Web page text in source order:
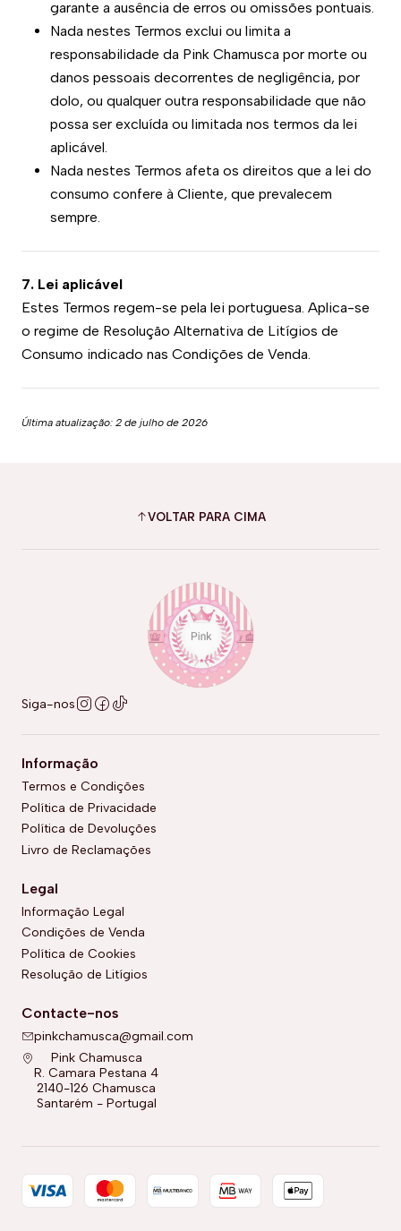
garante a ausência de erros ou omissões pontuais.
Nada nestes Termos exclui ou limita a
responsabilidade da Pink Chamusca por morte ou
danos pessoais decorrentes de negligência, por
dolo, ou qualquer outra responsabilidade que não
possa ser excluída ou limitada nos termos da lei
aplicável.
Nada nestes Termos afeta os direitos que a lei do
consumo confere à Cliente, que prevalecem
sempre.
7. Lei aplicável
Estes Termos regem-se pela lei portuguesa. Aplica-se
o regime de Resolução Alternativa de Litígios de
Consumo indicado nas Condições de Venda.
Última atualização: 2 de julho de 2026
VOLTAR PARA CIMA
Siga-nos
Informação
Termos e Condições
Política de Privacidade
Política de Devoluções
Livro de Reclamações
Legal
Informação Legal
Condições de Venda
Política de Cookies
Resolução de Litígios
Contacte-nos
pinkchamusca@gmail.com
Pink Chamusca
R. Camara Pestana 4
2140-126 Chamusca
Santarém - Portugal